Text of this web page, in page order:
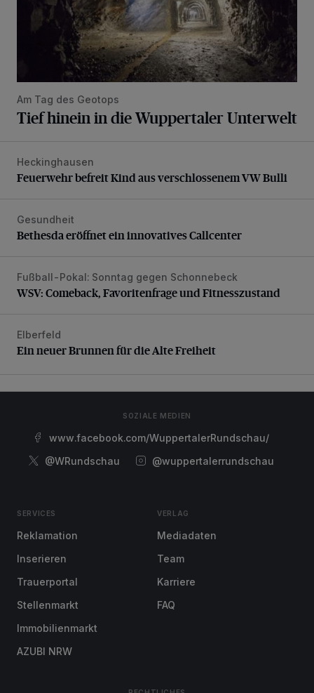
Am Tag des Geotops
Tief hinein in die Wuppertaler Unterwelt
Feuerwehr befreit Kind aus verschlossenem VW Bulli
Heckinghausen
Feuerwehr befreit Kind aus verschlossenem VW Bulli
Bethesda eröffnet ein innovatives Callcenter
Gesundheit
Bethesda eröffnet ein innovatives Callcenter
WSV: Comeback, Favoritenfrage und Fitnesszustand
Fußball-Pokal: Sonntag gegen Schonnebeck
WSV: Comeback, Favoritenfrage und Fitnesszustand
Ein neuer Brunnen für die Alte Freiheit
Elberfeld
Ein neuer Brunnen für die Alte Freiheit
SOZIALE MEDIEN
www.facebook.com/WuppertalerRundschau/
@WRundschau
@wuppertalerrundschau
SERVICES
Reklamation
Inserieren
Trauerportal
Stellenmarkt
Immobilienmarkt
AZUBI NRW
VERLAG
Mediadaten
Team
Karriere
FAQ